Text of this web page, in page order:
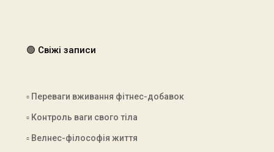
🟢 Свіжі записи
▫ Переваги вживання фітнес-добавок
▫ Контроль ваги свого тіла
▫ Велнес-філософія життя